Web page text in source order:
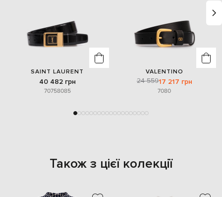
SAINT LAURENT
40 482 грн
70758085
VALENTINO
24 55917 217 грн
7080
Також з цієї колекції